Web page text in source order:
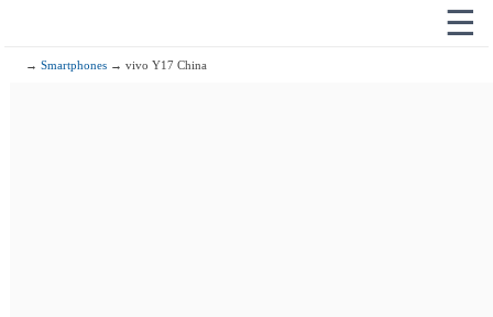
☰
→Smartphones → vivo Y17 China